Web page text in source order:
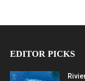
EDITOR PICKS